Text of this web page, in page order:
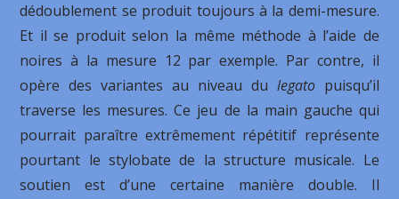
dédoublement se produit toujours à la demi-mesure.
Et il se produit selon la même méthode à l’aide de
noires à la mesure 12 par exemple. Par contre, il
opère des variantes au niveau du legatopuisqu’il
traverse les mesures. Ce jeu de la main gauche qui
pourrait paraître extrêmement répétitif représente
pourtant le stylobate de la structure musicale. Le
soutien est d’une certaine manière double. Il